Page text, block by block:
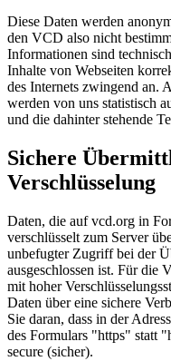
Diese Daten werden
den VCD also nicht
Informationen sind
Inhalte von Webseiten
des Internets zwingend an.
werden von uns statistisch
und die dahinter stehende
Sichere
Verschlüsselung
Daten, die auf vcd.org in
verschlüsselt zum Server
unbefugter Zugriff bei der
ausgeschlossen ist. Für die
mit hoher
Daten über eine sichere
Sie daran, dass in der
des Formulars "https" statt
secure (sicher).